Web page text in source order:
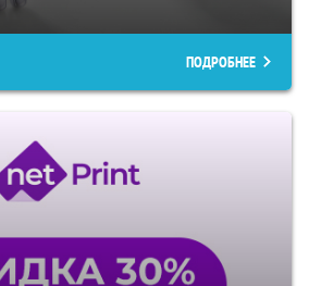
ПОДРОБНЕЕ